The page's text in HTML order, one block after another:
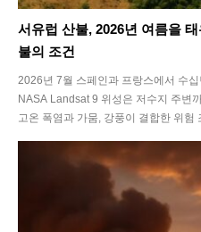
서유럽 산불, 2026년 여름을
불의 조건
2026년 7월 스페인과 프랑스에서 수
NASA Landsat 9 위성은 저수지 주변
고온 폭염과 가뭄, 강풍이 결합한 위험